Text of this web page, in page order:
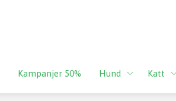
Kampanjer 50% Hund Katt